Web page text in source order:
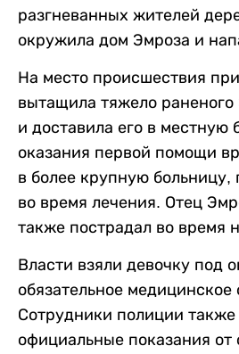
разгневанных жителей
окружила дом Эмроза и
На место происшествия
вытащила тяжело
и доставила его в местную
оказания первой помощи
в более крупную больницу,
во время лечения. Отец
также пострадал во время
Власти взяли девочку под
обязательное медицинское
Сотрудники полиции также
официальные показания от